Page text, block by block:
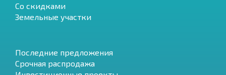
Со скидками
Земельные участки
Последние предложения
Срочная распродажа